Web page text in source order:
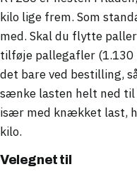
kilo lige frem. Som
med. Skal du flytte
tilføje pallegafler
det bare ved bestilling,
sænke lasten helt ned
især med knækket last,
kilo.
Velegnet til